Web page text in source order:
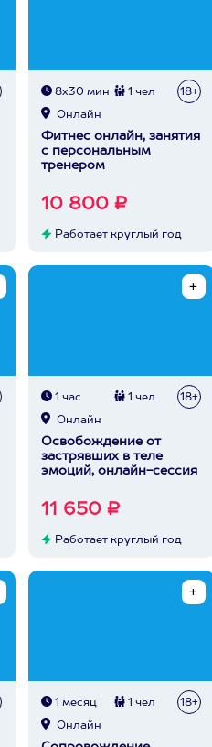
8х30 мин 1 чел 18+
Онлайн
Фитнес онлайн, занятия
с персональным
тренером
10 800 ₽
Работает круглый год
1 час 1 чел 18+
Онлайн
Освобождение от
застрявших в теле
эмоций, онлайн-сессия
11 650 ₽
Работает круглый год
1 месяц 1 чел 18+
Онлайн